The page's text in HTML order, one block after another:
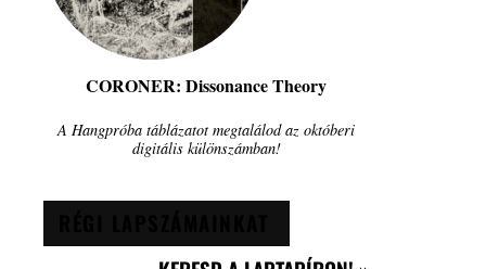
CORONER: Dissonance Theory
A Hangpróba táblázatot megtalálod az októberi
digitális különszámban!